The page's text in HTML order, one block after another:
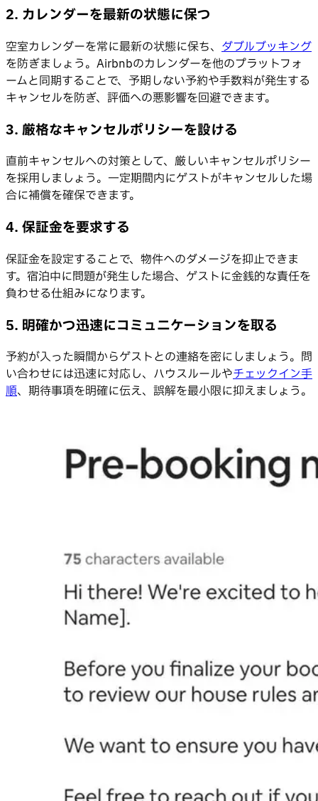
2. カレンダーを最新の状態に保つ
空室カレンダーを常に最新の状態に保ち、 ダブルブッキング
を防ぎましょう。Airbnbのカレンダーを他のプラットフォ
ームと同期することで、予期しない予約や手数料が発生する
キャンセルを防ぎ、評価への悪影響を回避できます。
3. 厳格なキャンセルポリシーを設ける
直前キャンセルへの対策として、厳しいキャンセルポリシー
を採用しましょう。一定期間内にゲストがキャンセルした場
合に補償を確保できます。
4. 保証金を要求する
保証金を設定することで、物件へのダメージを抑止できま
す。宿泊中に問題が発生した場合、ゲストに金銭的な責任を
負わせる仕組みになります。
5. 明確かつ迅速にコミュニケーションを取る
予約が入った瞬間からゲストとの連絡を密にしましょう。問
い合わせには迅速に対応し、ハウスルールやチェックイン手
順、期待事項を明確に伝え、誤解を最小限に抑えましょう。